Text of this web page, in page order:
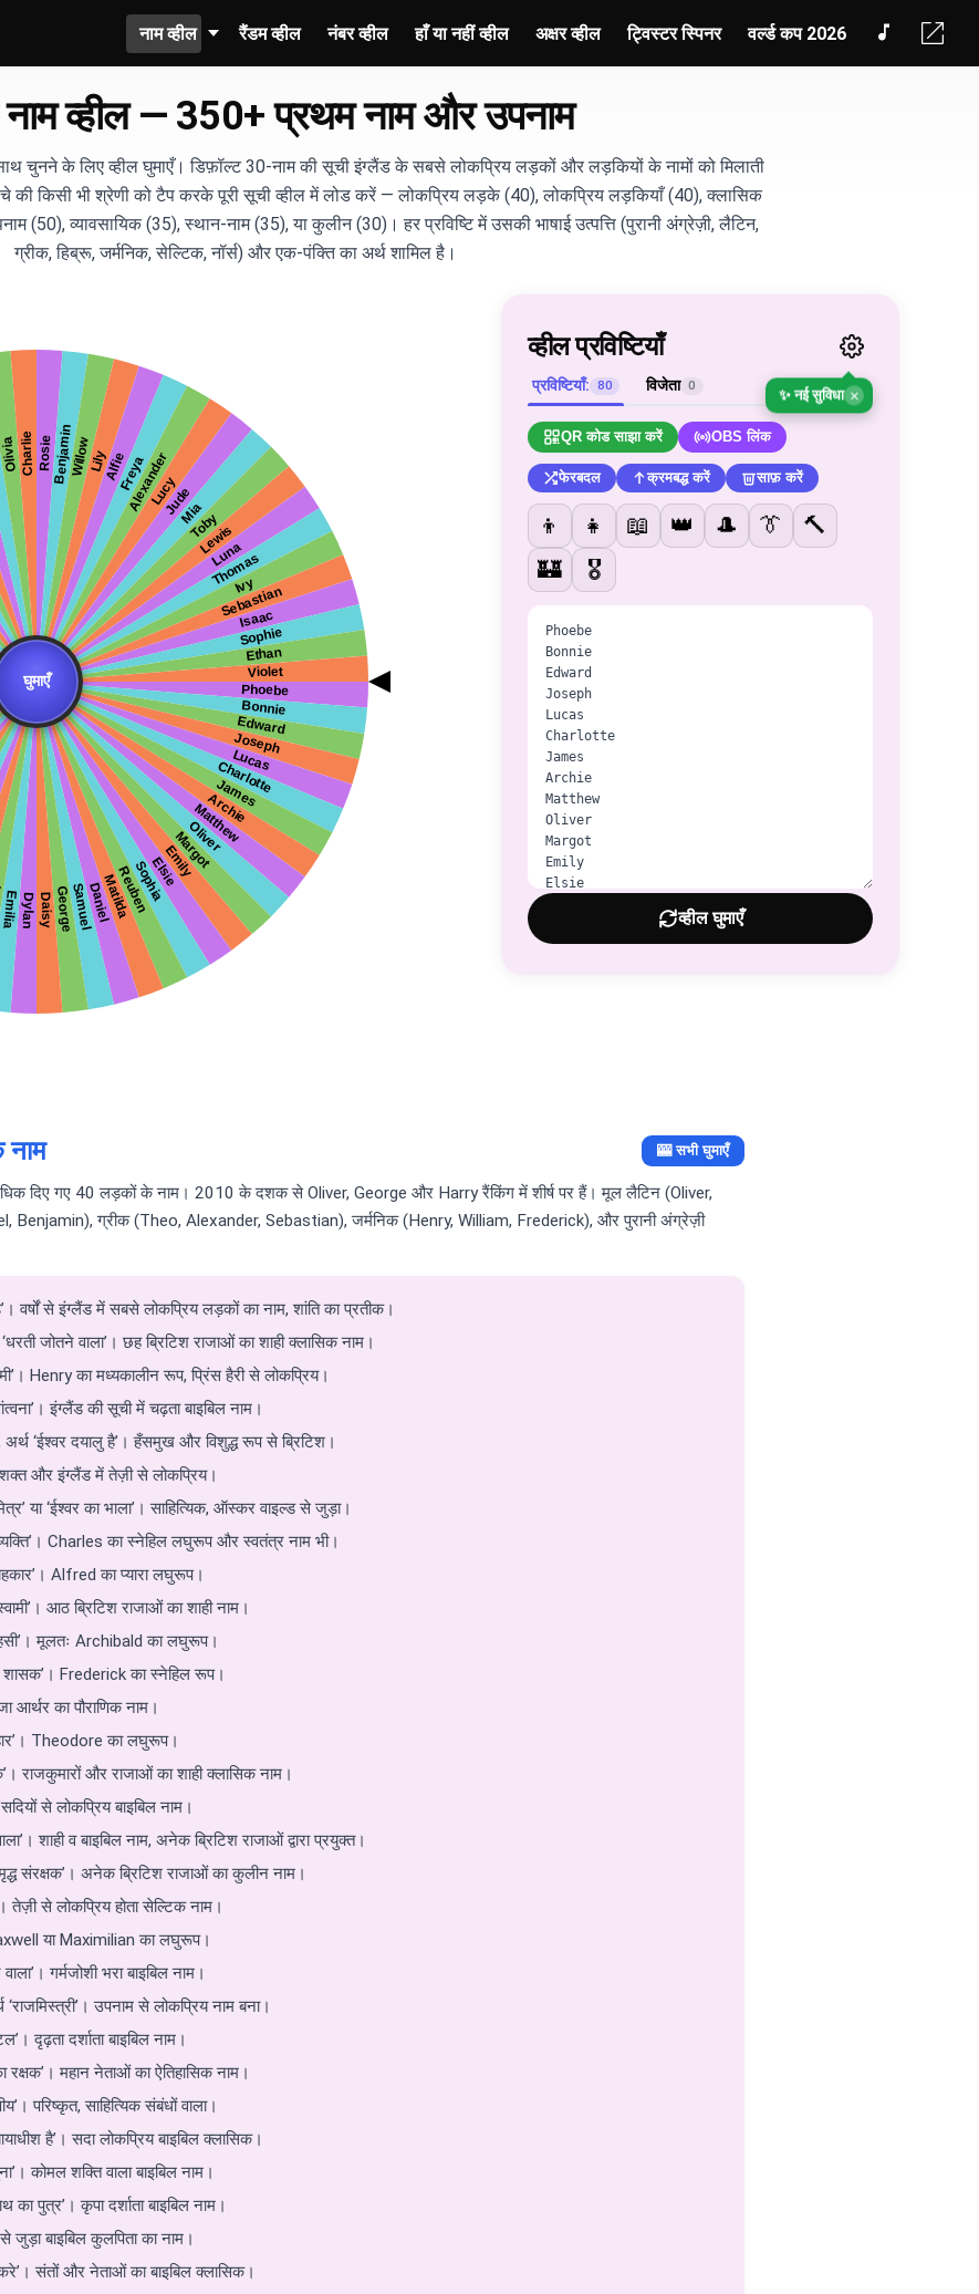
नाम व्हील रैंडम व्हील नंबर व्हील हाँ या नहीं व्हील अक्षर व्हील ट्विस्टर स्पिनर वर्ल्ड कप 2026
व्हील — 350+ प्रथम नाम और उपनाम
चुनने के लिए व्हील घुमाएँ। डिफ़ॉल्ट 30-नाम की सूची इंग्लैंड के सबसे लोकप्रिय लड़कों और लड़कियों के नामों को मिलाती
की किसी भी श्रेणी को टैप करके पूरी सूची व्हील में लोड करें — लोकप्रिय लड़के (40), लोकप्रिय लड़कियाँ (40), क्लासिक
(50), व्यावसायिक (35), स्थान-नाम (35), या कुलीन (30)। हर प्रविष्टि में उसकी भाषाई उत्पत्ति (पुरानी अंग्रेज़ी, लैटिन,
ग्रीक, हिब्रू, जर्मनिक, सेल्टिक, नॉर्स) और एक-पंक्ति का अर्थ शामिल है।
व्हील प्रविष्टियाँ
✨ नई सुविधा ×
प्रविष्टियाँ: 80 विजेता 0
QR कोड साझा करें OBS लिंक
फेरबदल क्रमबद्ध करें साफ़ करें
👦 👧 📖 👑 🎩 👔
🔨
🏰
🎖️
व्हील घुमाएँ
🎰 सभी घुमाएँ
अधिक दिए गए 40 लड़कों के नाम। 2010 के दशक से Oliver, George और Harry रैंकिंग में शीर्ष पर हैं। मूल लैटिन (Oliver,
Benjamin), ग्रीक (Theo, Alexander, Sebastian), जर्मनिक (Henry, William, Frederick), और पुरानी अंग्रेज़ी
वर्षों से इंग्लैंड में सबसे लोकप्रिय लड़कों का नाम, शांति का प्रतीक।
जोतने वाला’। छह ब्रिटिश राजाओं का शाही क्लासिक नाम।
Henry का मध्यकालीन रूप, प्रिंस हैरी से लोकप्रिय।
इंग्लैंड की सूची में चढ़ता बाइबिल नाम।
‘ईश्वर दयालु है’। हँसमुख और विशुद्ध रूप से ब्रिटिश।
और इंग्लैंड में तेज़ी से लोकप्रिय।
या ‘ईश्वर का भाला’। साहित्यिक, ऑस्कर वाइल्ड से जुड़ा।
Charles का स्नेहिल लघुरूप और स्वतंत्र नाम भी।
Alfred का प्यारा लघुरूप।
आठ ब्रिटिश राजाओं का शाही नाम।
मूलतः Archibald का लघुरूप।
शासक’। Frederick का स्नेहिल रूप।
आर्थर का पौराणिक नाम।
Theodore का लघुरूप।
राजकुमारों और राजाओं का शाही क्लासिक नाम।
से लोकप्रिय बाइबिल नाम।
शाही व बाइबिल नाम, अनेक ब्रिटिश राजाओं द्वारा प्रयुक्त।
संरक्षक’। अनेक ब्रिटिश राजाओं का कुलीन नाम।
तेज़ी से लोकप्रिय होता सेल्टिक नाम।
या Maximilian का लघुरूप।
गर्मजोशी भरा बाइबिल नाम।
उपनाम से लोकप्रिय नाम बना।
दृढ़ता दर्शाता बाइबिल नाम।
रक्षक’। महान नेताओं का ऐतिहासिक नाम।
परिष्कृत, साहित्यिक संबंधों वाला।
है’। सदा लोकप्रिय बाइबिल क्लासिक।
कोमल शक्ति वाला बाइबिल नाम।
का पुत्र’। कृपा दर्शाता बाइबिल नाम।
बाइबिल कुलपिता का नाम।
संतों और नेताओं का बाइबिल क्लासिक।